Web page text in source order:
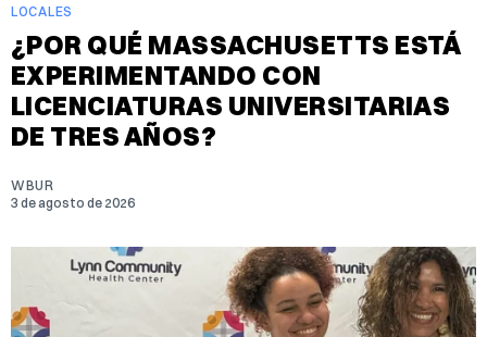
LOCALES
¿POR QUÉ MASSACHUSETTS ESTÁ
EXPERIMENTANDO CON
LICENCIATURAS UNIVERSITARIAS
DE TRES AÑOS?
WBUR
3 de agosto de 2026